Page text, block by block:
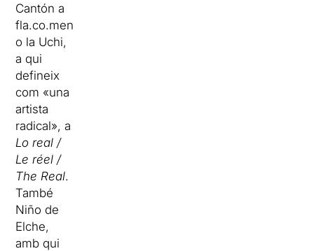
Cantón a
fla.co.men
o la Uchi,
a qui
defineix
com «una
artista
radical», a
Lo real /
Le réel /
The Real.
També
Niño de
Elche,
amb qui